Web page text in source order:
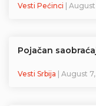
Vesti Pećinci |
Pojačan
Vesti Srbija | August